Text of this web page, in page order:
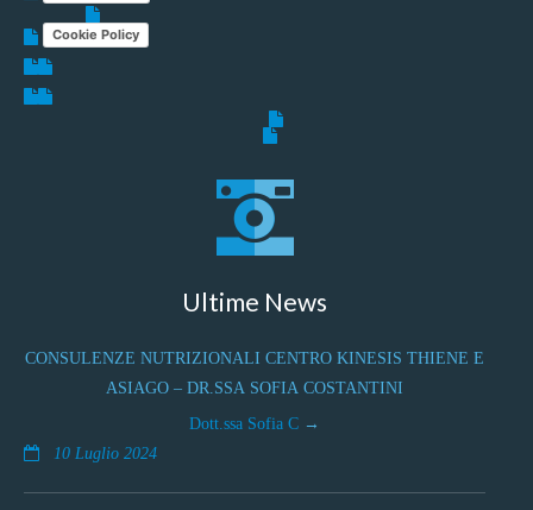
Cookie Policy
Ultime News
CONSULENZE NUTRIZIONALI CENTRO KINESIS THIENE E
ASIAGO – DR.SSA SOFIA COSTANTINI
Dott.ssa Sofia C
10 Luglio 2024